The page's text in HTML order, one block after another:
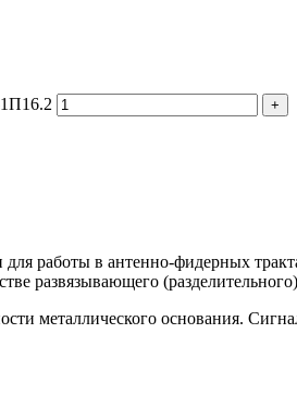
для работы в антенно-фидерных
развязывающего
металлического основания.